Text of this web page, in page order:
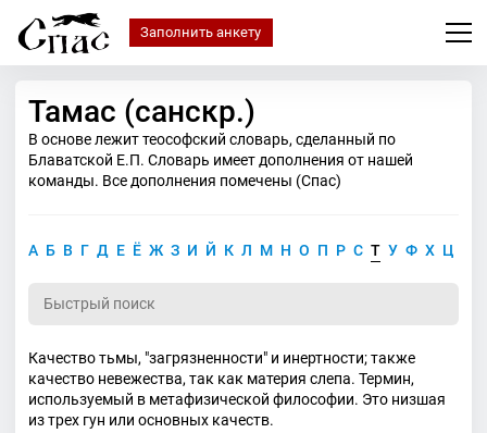
Заполнить анкету
Тамас (санскр.)
В основе лежит теософский словарь, сделанный по
Блаватской Е.П. Словарь имеет дополнения от нашей
команды. Все дополнения помечены (Спас)
А Б В Г Д Е Ё Ж З И Й К Л М Н О П Р С Т У Ф Х Ц
Качество тьмы, "загрязненности" и инертности; также
качество невежества, так как материя слепа. Термин,
используемый в метафизической философии. Это низшая
из трех гун или основных качеств.